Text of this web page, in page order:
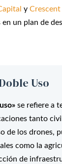
y Crescent
un plan de
Uso
se refiere a
tanto
de los drones,
como la
de